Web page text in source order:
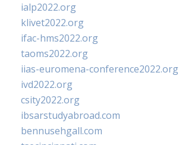
ialp2022.org
klivet2022.org
ifac-hms2022.org
taoms2022.org
iias-euromena-conference2022.org
ivd2022.org
csity2022.org
ibsarstudyabroad.com
bennusehgall.com